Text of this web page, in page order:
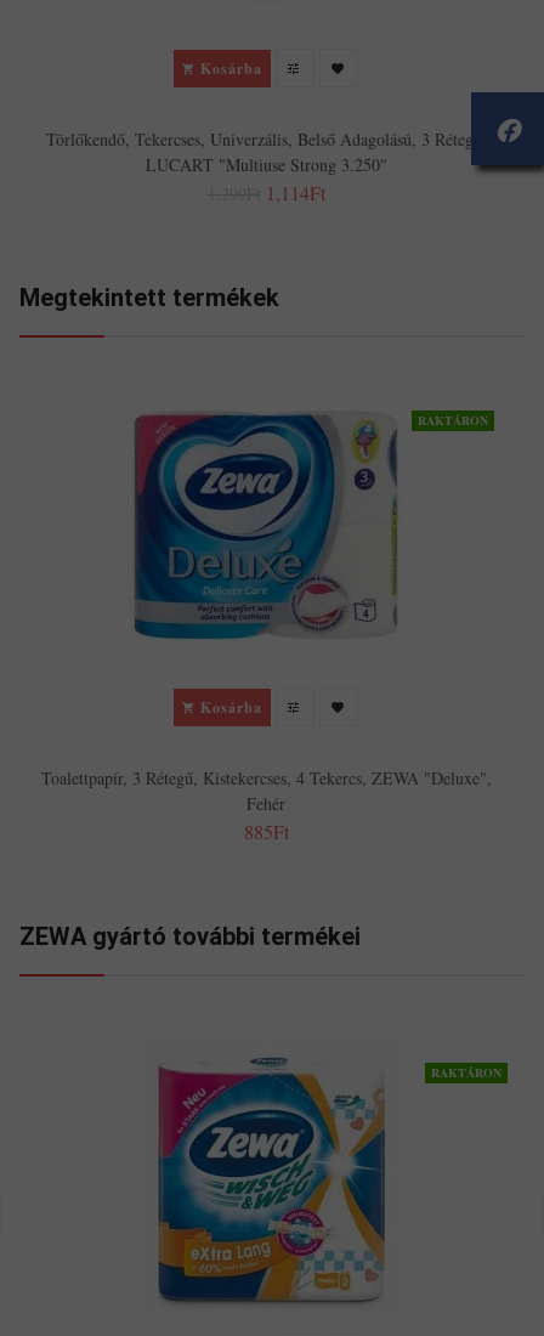
Kosárba
Törlőkendő, Tekercses, Univerzális, Belső Adagolású, 3 Rétegű,
LUCART "Multiuse Strong 3.250"
1,114Ft
Megtekintett termékek
RAKTÁRON
Kosárba
Toalettpapír, 3 Rétegű, Kistekercses, 4 Tekercs, ZEWA "Deluxe",
Fehér
885Ft
ZEWA gyártó további termékei
RAKTÁRON